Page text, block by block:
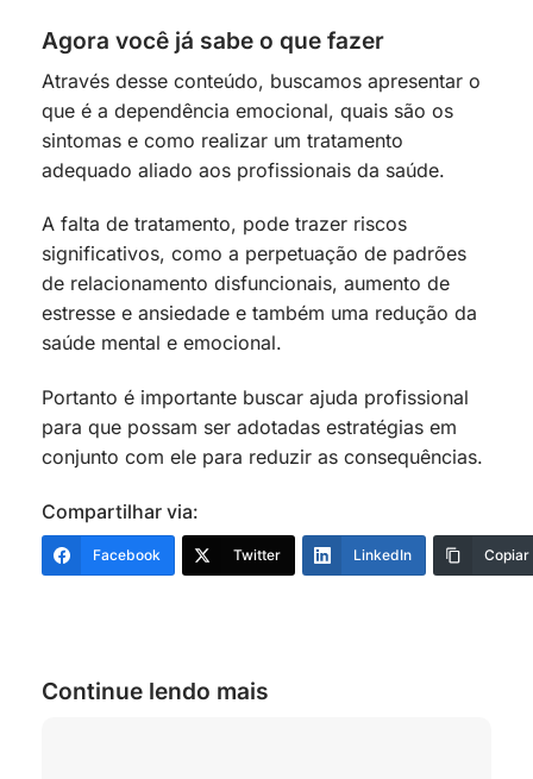
Agora você já sabe o que fazer
Através desse conteúdo, buscamos apresentar o
que é a dependência emocional, quais são os
sintomas e como realizar um tratamento
adequado aliado aos profissionais da saúde.
A falta de tratamento, pode trazer riscos
significativos, como a perpetuação de padrões
de relacionamento disfuncionais, aumento de
estresse e ansiedade e também uma redução da
saúde mental e emocional.
Portanto é importante buscar ajuda profissional
para que possam ser adotadas estratégias em
conjunto com ele para reduzir as consequências.
Compartilhar via:
Facebook Twitter LinkedIn Copiar
Continue lendo mais